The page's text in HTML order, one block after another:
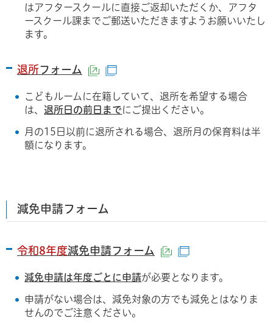
はアフタースクールに直接ご返却いただくか、アフタ
ースクール課までご郵送いただきますようお願いいたし
ます。
退所フォーム （外部サイトへリンク）
こどもルームに在籍していて、退所を希望する場合
は、退所日の前日までにご提出ください。
月の15日以前に退所される場合、退所月の保育料は半
額になります。
減免申請フォーム
令和8年度減免申請フォーム （外部サイトへリ
減免申請は年度ごとに申請が必要となります。
申請がない場合は、減免対象の方でも減免とはなりま
せんのでご注意ください。